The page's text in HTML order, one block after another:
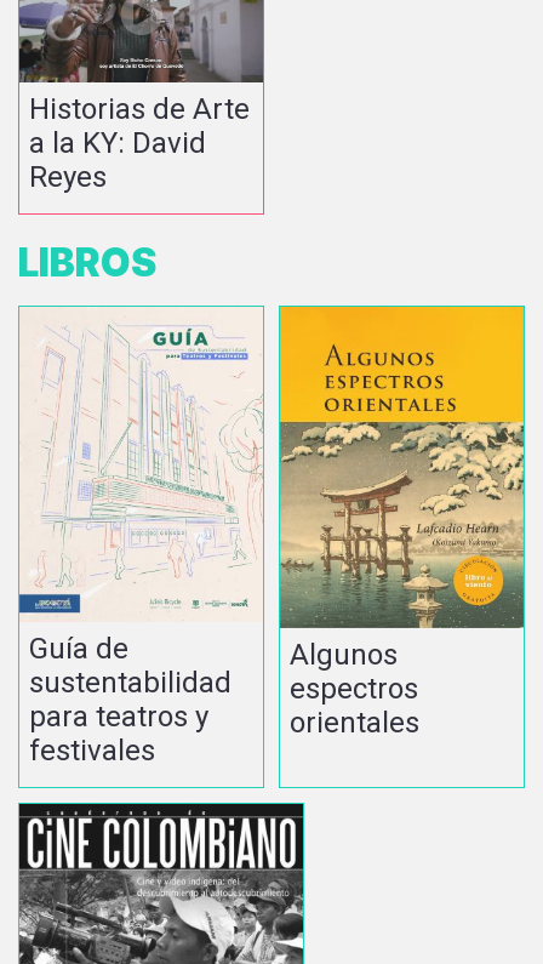
Historias de Arte
a la KY: David
Reyes
LIBROS
Guía de
sustentabilidad
para teatros y
festivales
Algunos
espectros
orientales